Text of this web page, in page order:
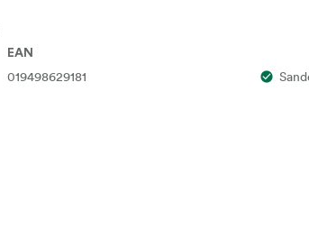
EAN
019498629181